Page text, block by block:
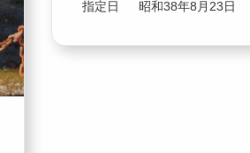
指定日
昭和38年8月23日